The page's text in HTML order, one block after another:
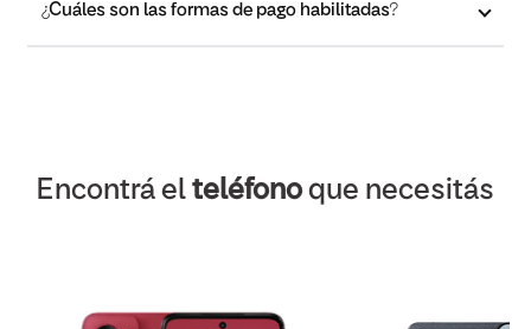
¿Cuáles son las formas de pago habilitadas?
Encontrá el teléfonoque necesitás